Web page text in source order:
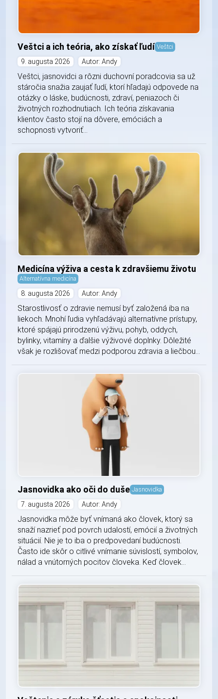
Veštci a ich teória, ako získať ľudí Veštci
9. augusta 2026 Autor: Andy
Veštci, jasnovidci a rôzni duchovní poradcovia sa už
stáročia snažia zaujať ľudí, ktorí hľadajú odpovede na
otázky o láske, budúcnosti, zdraví, peniazoch či
životných rozhodnutiach. Ich teória získavania
klientov často stojí na dôvere, emóciách a
schopnosti vytvoriť...
Medicína výživa a cesta k zdravšiemu životu
Alternatívna medicína
8. augusta 2026 Autor: Andy
Starostlivosť o zdravie nemusí byť založená iba na
liekoch. Mnohí ľudia vyhľadávajú alternatívne prístupy,
ktoré spájajú prirodzenú výživu, pohyb, oddych,
bylinky, vitamíny a ďalšie výživové doplnky. Dôležité
však je rozlišovať medzi podporou zdravia a liečbou...
Jasnovidka ako oči do duše Jasnovidka
7. augusta 2026 Autor: Andy
Jasnovidka môže byť vnímaná ako človek, ktorý sa
snaží nazrieť pod povrch udalostí, emócií a životných
situácií. Nie je to iba o predpovedaní budúcnosti.
Často ide skôr o citlivé vnímanie súvislostí, symbolov,
nálad a vnútorných pocitov človeka. Keď človek...